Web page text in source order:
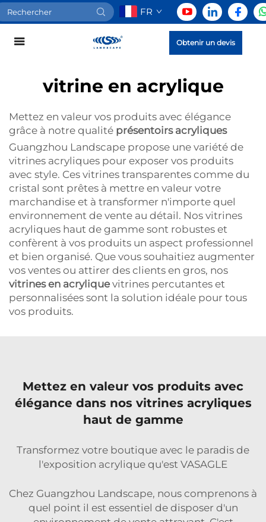
FR
Obtenir un devis
vitrine en acrylique
Mettez en valeur vos produits avec élégance
grâce à notre qualité présentoirs acryliques
Guangzhou Landscape propose une variété de
vitrines acryliques pour exposer vos produits
avec style. Ces vitrines transparentes comme du
cristal sont prêtes à mettre en valeur votre
marchandise et à transformer n'importe quel
environnement de vente au détail. Nos vitrines
acryliques haut de gamme sont robustes et
confèrent à vos produits un aspect professionnel
et bien organisé. Que vous souhaitiez augmenter
vos ventes ou attirer des clients en gros, nos
vitrines en acrylique vitrines percutantes et
personnalisées sont la solution idéale pour tous
vos produits.
Mettez en valeur vos produits avec
élégance dans nos vitrines acryliques
haut de gamme
Transformez votre boutique avec le paradis de
l'exposition acrylique qu'est VASAGLE
Chez Guangzhou Landscape, nous comprenons à
quel point il est essentiel de disposer d'un